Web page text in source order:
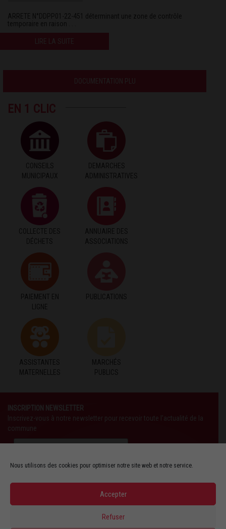
Nous utilisons des cookies pour optimiser notre site web et notre service.
Accepter
Refuser
ARRETE N°DDPP01-22-451 déterminant une zone de contrôle
temporaire en raison . . .
LIRE LA SUITE
DOCUMENTATION PLU
EN 1 CLIC
CONSEILS
MUNICIPAUX
DEMARCHES
ADMINISTRATIVES
COLLECTE DES
DÉCHETS
ANNUAIRE DES
ASSOCIATIONS
PAIEMENT EN
LIGNE
PUBLICATIONS
ASSISTANTES
MATERNELLES
MARCHÉS
PUBLICS
INSCRIPTION NEWSLETTER
Inscrivez-vous à notre newsletter pour recevoir toute l'actualité de la
commune
SUIVEZ-NOUS AUSSI SUR :
YOUTUBE